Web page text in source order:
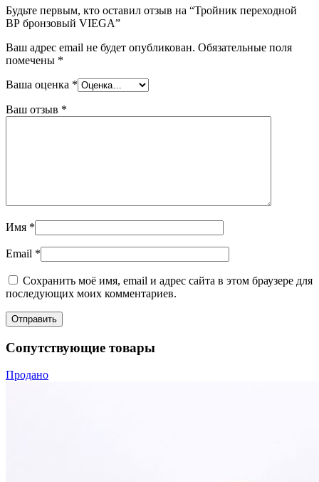
Будьте первым, кто оставил отзыв на “Тройник переходной
ВР бронзовый VIEGA”
Ваш адрес email не будет опубликован. Обязательные поля
помечены *
Ваша оценка *
Ваш отзыв *
Имя *
Email *
Сохранить моё имя, email и адрес сайта в этом браузере для
последующих моих комментариев.
Сопутствующие товары
Продано